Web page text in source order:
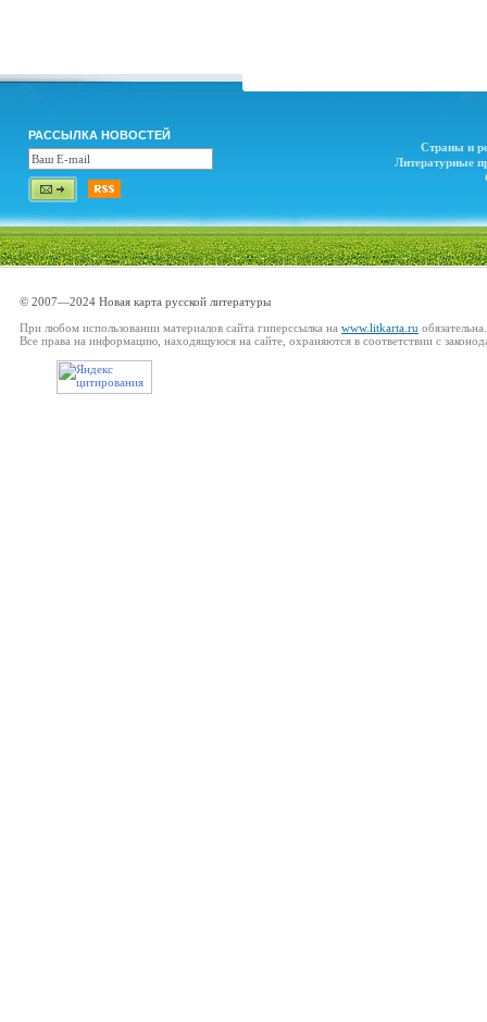
РАССЫЛКА НОВОСТЕЙ
Страны и
Литературные
© 2007—2024 Новая карта русской литературы
При любом использовании материалов сайта гиперссылка на www.litkarta.ru обязательна.
Все права на информацию, находящуюся на сайте, охраняются в соответствии с